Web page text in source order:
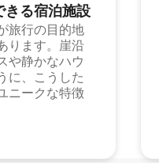
き⁠る宿⁠泊施⁠設
旅行の目的地
ります。崖沿
や静かなハウ
に、こうした
ニークな特徴